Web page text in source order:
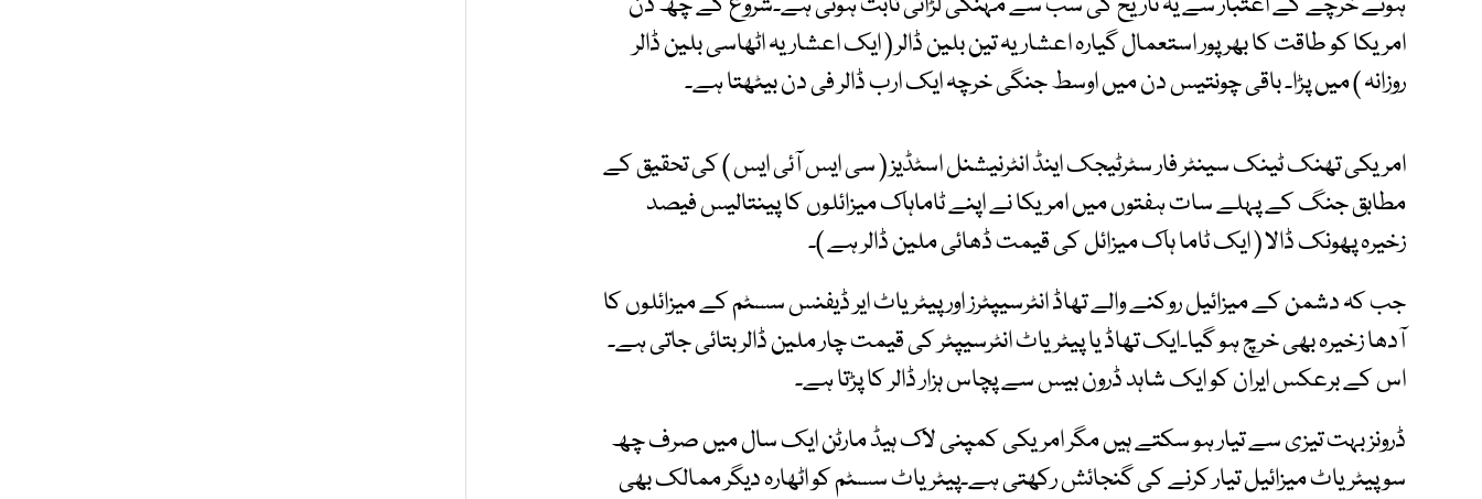
امریکا کو طاقت کا بھرپور استعمال گیارہ اعشاریہ تین بلین ڈالر ( ایک اعشاریہ اٹھاسی بلین ڈالر
روزانہ ) میں پڑا۔ باقی چونتیس دن میں اوسط جنگی خرچہ ایک ارب ڈالر فی دن بیٹھتا ہے۔
امریکی تھنک ٹینک سینٹر فار سٹرٹیجک اینڈ انٹرنیشنل اسٹڈیز ( سی ایس آئی ایس ) کی تحقیق کے
مطابق جنگ کے پہلے سات ہفتوں میں امریکا نے اپنے ٹاماہاک میزائلوں کا پینتالیس فیصد
زخیرہ پھونک ڈالا ( ایک ٹاما ہاک میزائل کی قیمت ڈھائی ملین ڈالر ہے )۔
جب کہ دشمن کے میزائیل روکنے والے تھاڈ انٹرسیپٹرز اور پیٹریاٹ ایر ڈیفنس سسٹم کے میزائلوں کا
آدھا زخیرہ بھی خرچ ہو گیا۔ایک تھاڈ یا پیٹریاٹ انٹرسیپٹر کی قیمت چار ملین ڈالر بتائی جاتی ہے۔
اس کے برعکس ایران کو ایک شاہد ڈرون بیس سے پچاس ہزار ڈالر کا پڑتا ہے۔
ڈرونز بہت تیزی سے تیار ہو سکتے ہیں مگر امریکی کمپنی لاک ہیڈ مارٹن ایک سال میں صرف چھ
سو پیٹریاٹ میزائیل تیار کرنے کی گنجائش رکھتی ہے۔پیٹریاٹ سسٹم کو اٹھارہ دیگر ممالک بھی